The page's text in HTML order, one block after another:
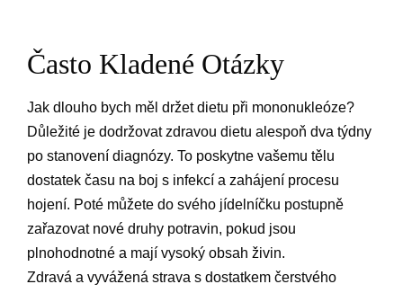
Často Kladené Otázky
Jak dlouho bych měl držet dietu při mononukleóze?
Důležité je dodržovat zdravou dietu alespoň dva týdny
po stanovení diagnózy. To poskytne vašemu tělu
dostatek času na boj s infekcí a zahájení procesu
hojení. Poté můžete do svého jídelníčku postupně
zařazovat nové druhy potravin, pokud jsou
plnohodnotné a mají vysoký obsah živin.
Zdravá a vyvážená strava s dostatkem čerstvého